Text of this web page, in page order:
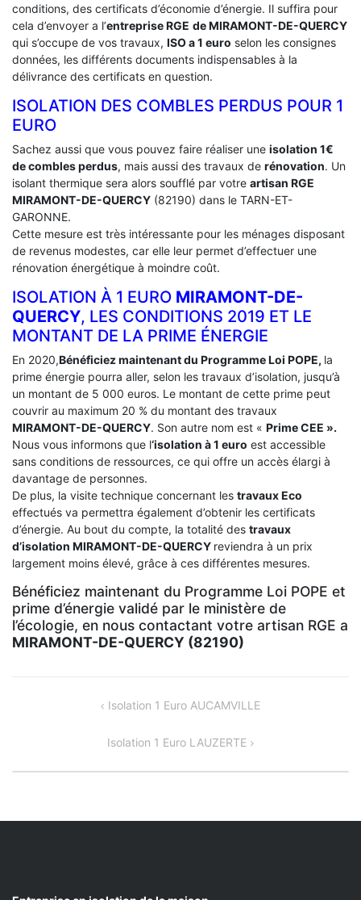
conditions, des certificats d’économie d’énergie. Il suffira pour
cela d’envoyer a l’entreprise RGE de MIRAMONT-DE-QUERCY
qui s’occupe de vos travaux, ISO a 1 euro selon les consignes
données, les différents documents indispensables à la
délivrance des certificats en question.
ISOLATION DES COMBLES PERDUS POUR 1
EURO
Sachez aussi que vous pouvez faire réaliser une isolation 1€
de combles perdus, mais aussi des travaux de rénovation. Un
isolant thermique sera alors soufflé par votre artisan RGE
MIRAMONT-DE-QUERCY (82190) dans le TARN-ET-
GARONNE.
Cette mesure est très intéressante pour les ménages disposant
de revenus modestes, car elle leur permet d’effectuer une
rénovation énergétique à moindre coût.
ISOLATION À 1 EURO MIRAMONT-DE-
QUERCY, LES CONDITIONS 2019 ET LE
MONTANT DE LA PRIME ÉNERGIE
En 2020,Bénéficiez maintenant du Programme Loi POPE, la
prime énergie pourra aller, selon les travaux d’isolation, jusqu’à
un montant de 5 000 euros. Le montant de cette prime peut
couvrir au maximum 20 % du montant des travaux
MIRAMONT-DE-QUERCY. Son autre nom est « Prime CEE ».
Nous vous informons que l‘isolation à 1 euro est accessible
sans conditions de ressources, ce qui offre un accès élargi à
davantage de personnes.
De plus, la visite technique concernant les travaux Eco
effectués va permettra également d’obtenir les certificats
d’énergie. Au bout du compte, la totalité des travaux
d’isolation MIRAMONT-DE-QUERCY reviendra à un prix
largement moins élevé, grâce à ces différentes mesures.
Bénéficiez maintenant du Programme Loi POPE et
prime d’énergie validé par le ministère de
l’écologie, en nous contactant votre artisan RGE a
MIRAMONT-DE-QUERCY (82190)
NAVIGATIONIsolation 1 Euro AUCAMVILLE
Isolation 1 Euro LAUZERTE